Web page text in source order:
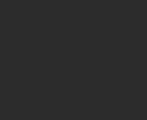
Social Media